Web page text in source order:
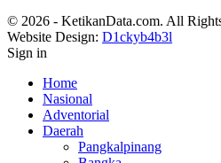
© 2026 - KetikanData.com. All
Website Design: D1ckyb4b3l
Sign in
Home
Nasional
Adventorial
Daerah
Pangkalpinang